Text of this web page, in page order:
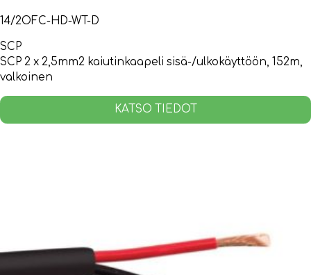
14/2OFC-HD-WT-D
SCP
SCP 2 x 2,5mm2 kaiutinkaapeli sisä-/ulkokäyttöön, 152m,
valkoinen
KATSO TIEDOT